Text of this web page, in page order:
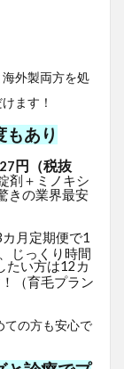
外製両方を処
ます！
あり
円（税抜
剤＋ミノキシ
きの業界最安
月定期便で1
、じっくり時間
たい方は12カ
（育毛プラン
ての方も安心で